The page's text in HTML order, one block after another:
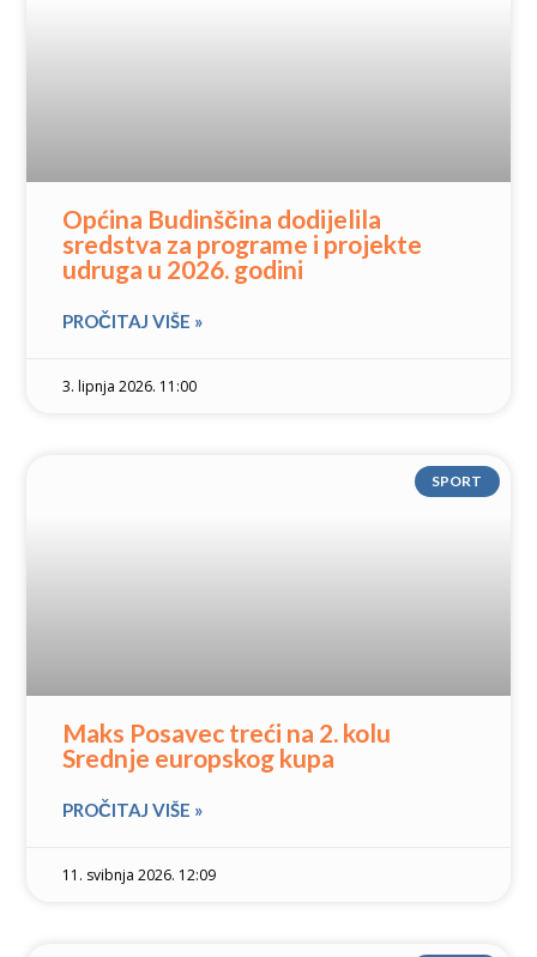
Općina Budinščina dodijelila
sredstva za programe i projekte
udruga u 2026. godini
PROČITAJ VIŠE »
3. lipnja 2026. 11:00
SPORT
Maks Posavec treći na 2. kolu
Srednje europskog kupa
PROČITAJ VIŠE »
11. svibnja 2026. 12:09